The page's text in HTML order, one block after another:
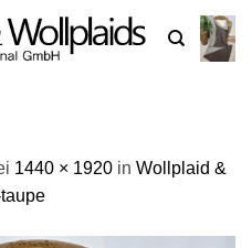
1440 × 1920 in Wollplaid &